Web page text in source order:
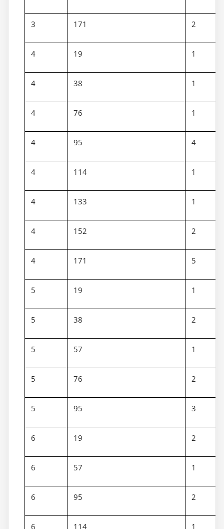
3 171 2
4 19 1
4 38 1
4 76 1
4 95 4
4 114 1
4 133 1
4 152 2
4 171 5
5 19 1
5 38 2
5 57 1
5 76 2
5 95 3
6 19 2
6 57 1
6 95 2
6 114 1